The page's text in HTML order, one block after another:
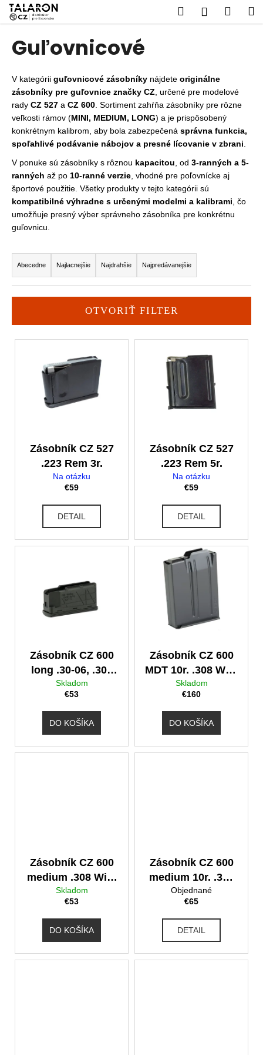
Prejsť
obsah
Hľadať
Guľovnicové
V kategórii guľovnicové zásobníky nájdete originálne
zásobníky pre guľovnice značky CZ , určené pre modelové
rady CZ 527 a CZ 600 . Sortiment zahŕňa zásobníky pre rôzne
veľkosti rámov (MINI, MEDIUM, LONG) a je prispôsobený
konkrétnym kalibrom, aby bola zabezpečená správna funkcia,
spoľahlivé podávanie nábojov a presné lícovanie v zbrani
V ponuke sú zásobníky s rôznou kapacitou , od 3-ranných a 5-
ranných až po 10-ranné verzie , vhodné pre poľovnícke aj
športové použitie. Všetky produkty v tejto kategórii sú
kompatibilné výhradne s určenými modelmi a kalibrami , čo
umožňuje presný výber správneho zásobníka pre konkrétnu
guľovnicu.
R
a
d
e
i
e
Abecedne Najlacnejšie Najdrahšie Najpredávanejšie
OTVORIŤ FILTER
V
v
Zásobník CZ 527
.223 Rem 3r.
Na otázku
€59
DETAIL
Zásobník CZ 527
.223 Rem 5r.
Na otázku
€59
DETAIL
Zásobník CZ 600
long .30-06, .300
WM, 8x57 JS
Skladom
€53
DO KOŠÍKA
Zásobník CZ 600
MDT 10r. .308 Win,
6/6,5 Creed.
Skladom
€160
DO KOŠÍKA
Zásobník CZ 600
medium .308 Win,
6/6,5 Creed., 6,5
PRC
Skladom
€53
DO KOŠÍKA
Zásobník CZ 600
medium 10r. .308
Win, 6/6,5 Creed.,
6,5 PRC
Objednané
€65
DETAIL
o
o
p
o
t
r
e
b
u
j
e
t
e
n
á
j
ť
?
HĽADAŤ
m